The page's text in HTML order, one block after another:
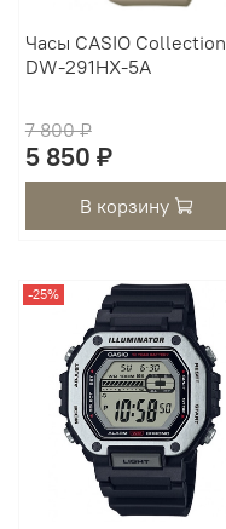
Часы CASIO Collection
DW-291HX-5A
7 800 ₽
5 850 ₽
В корзину
-25%